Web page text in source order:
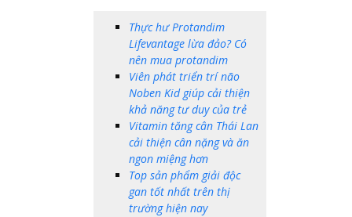
Thực hư Protandim
Lifevantage lừa đảo? Có
nên mua protandim
Viên phát triển trí não
Noben Kid giúp cải thiện
khả năng tư duy của trẻ
Vitamin tăng cân Thái Lan
cải thiện cân nặng và ăn
ngon miệng hơn
Top sản phẩm giải độc
gan tốt nhất trên thị
trường hiện nay